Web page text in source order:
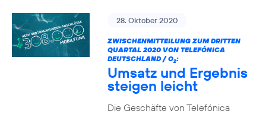
28. Oktober 2020
ZWISCHENMITTEILUNG ZUM DRITTEN
QUARTAL 2020 VON TELEFÓNICA
DEUTSCHLAND / O2:
Umsatz und Ergebnis
steigen leicht
Die Geschäfte von Telefónica